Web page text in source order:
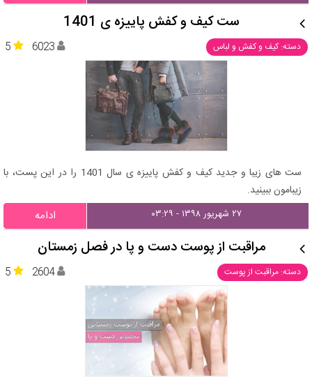
ست کیف و کفش پاییزه ی 1401
دسته: کیف و کفش و لباس 5 6023
ست های زیبا و جدید کیف و کفش پاییزه ی سال 1401 را در این پست، با
زیبامون ببینید.
۲۷ شهریور ۱۳۹۸ - ۰۳:۲۹ ادامه
مراقبت از پوست دست و پا در فصل زمستان
دسته: مراقبت از پوست 5 2604